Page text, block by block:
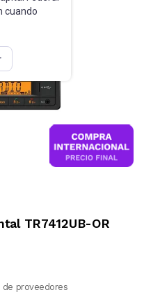
cuando
TR7412UB-OR
proveedores